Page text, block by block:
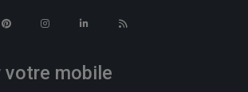
votre mobile